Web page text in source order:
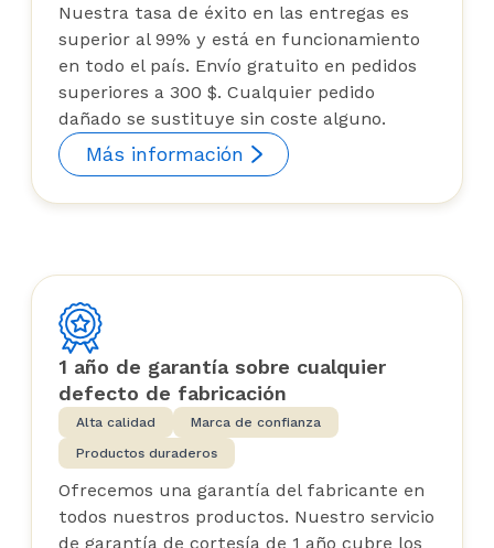
Nuestra tasa de éxito en las entregas es
superior al 99% y está en funcionamiento
en todo el país. Envío gratuito en pedidos
superiores a 300 $. Cualquier pedido
dañado se sustituye sin coste alguno.
Más información
1 año de garantía sobre cualquier
defecto de fabricación
Alta calidad
Marca de confianza
Productos duraderos
Ofrecemos una garantía del fabricante en
todos nuestros productos. Nuestro servicio
de garantía de cortesía de 1 año cubre los